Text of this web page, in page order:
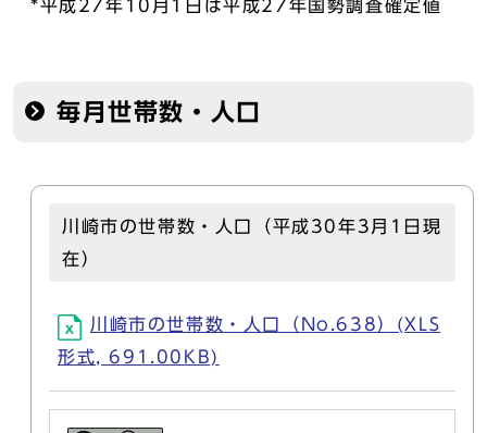
*平成27年10月1日は平成27年国勢調査確定値
毎月世帯数・人口
川崎市の世帯数・人口（平成30年3月1日現
在）
川崎市の世帯数・人口（No.638）(XLS
形式, 691.00KB)